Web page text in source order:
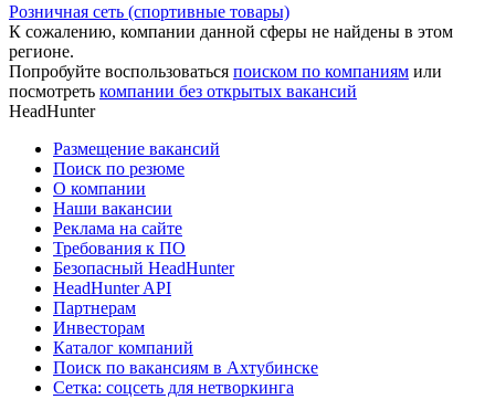
Розничная сеть (спортивные товары)
К сожалению, компании данной сферы не найдены в этом
регионе.
Попробуйте воспользоваться поиском по компаниям или
посмотреть компании без открытых вакансий
HeadHunter
Размещение вакансий
Поиск по резюме
О компании
Наши вакансии
Реклама на сайте
Требования к ПО
Безопасный HeadHunter
HeadHunter API
Партнерам
Инвесторам
Каталог компаний
Поиск по вакансиям в Ахтубинске
Сетка: соцсеть для нетворкинга